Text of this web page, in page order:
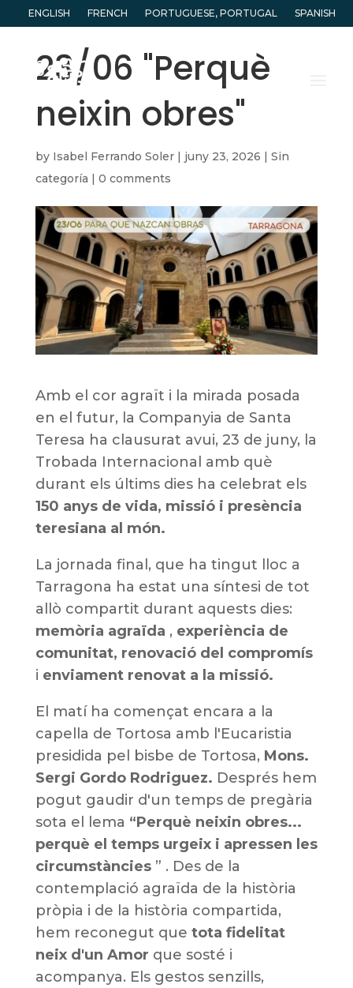
ENGLISH FRENCH PORTUGUESE, PORTUGAL SPANISH
23/06 "Perquè
neixin obres"
by Isabel Ferrando Soler| juny 23, 2026 | Sin
categoría | 0 comments
Amb el cor agraït i la mirada posada
en el futur, la Companyia de Santa
Teresa ha clausurat avui, 23 de juny, la
Trobada Internacional amb què
durant els últims dies ha celebrat els
150 anys de vida, missió i presència
teresiana al món.
La jornada final, que ha tingut lloc a
Tarragona ha estat una síntesi de tot
allò compartit durant aquests dies:
memòria agraïda , experiència de
comunitat, renovació del compromís
i enviament renovat a la missió.
El matí ha començat encara a la
capella de Tortosa amb l'Eucaristia
presidida pel bisbe de Tortosa, Mons.
Sergi Gordo Rodriguez. Després hem
pogut gaudir d'un temps de pregària
sota el lema “Perquè neixin obres...
perquè el temps urgeix i apressen les
circumstàncies ” . Des de la
contemplació agraïda de la història
pròpia i de la història compartida,
hem reconegut que tota fidelitat
neix d'un Amor que sosté i
acompanya. Els gestos senzills,